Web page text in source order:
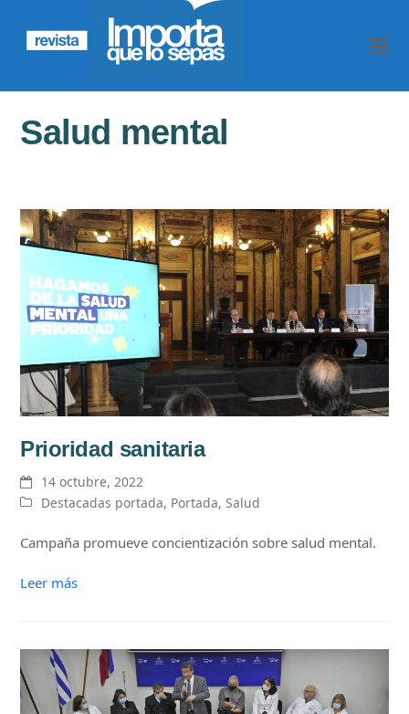
Salud mental
Prioridad sanitaria
14 octubre, 2022
Destacadas portada, Portada, Salud
Campaña promueve concientización sobre salud mental.
Leer más